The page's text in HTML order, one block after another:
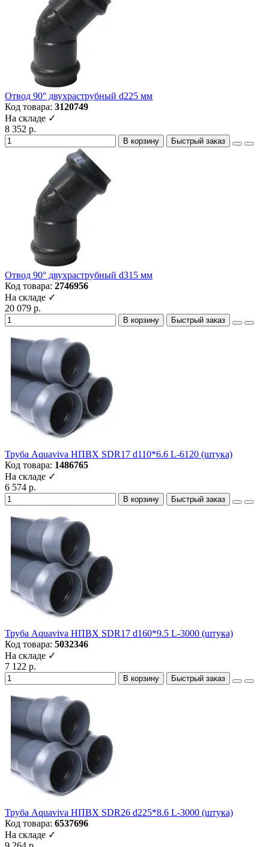
Отвод 90° двухраструбный d225 мм
Код товара: 3120749
На складе ✓
8 352 р.
В корзину Быстрый заказ
Отвод 90° двухраструбный d315 мм
Код товара: 2746956
На складе ✓
20 079 р.
В корзину Быстрый заказ
Труба Aquaviva НПВХ SDR17 d110*6.6 L-6120 (штука)
Код товара: 1486765
На складе ✓
6 574 р.
В корзину Быстрый заказ
Труба Aquaviva НПВХ SDR17 d160*9.5 L-3000 (штука)
Код товара: 5032346
На складе ✓
7 122 р.
В корзину Быстрый заказ
Труба Aquaviva НПВХ SDR26 d225*8.6 L-3000 (штука)
Код товара: 6537696
На складе ✓